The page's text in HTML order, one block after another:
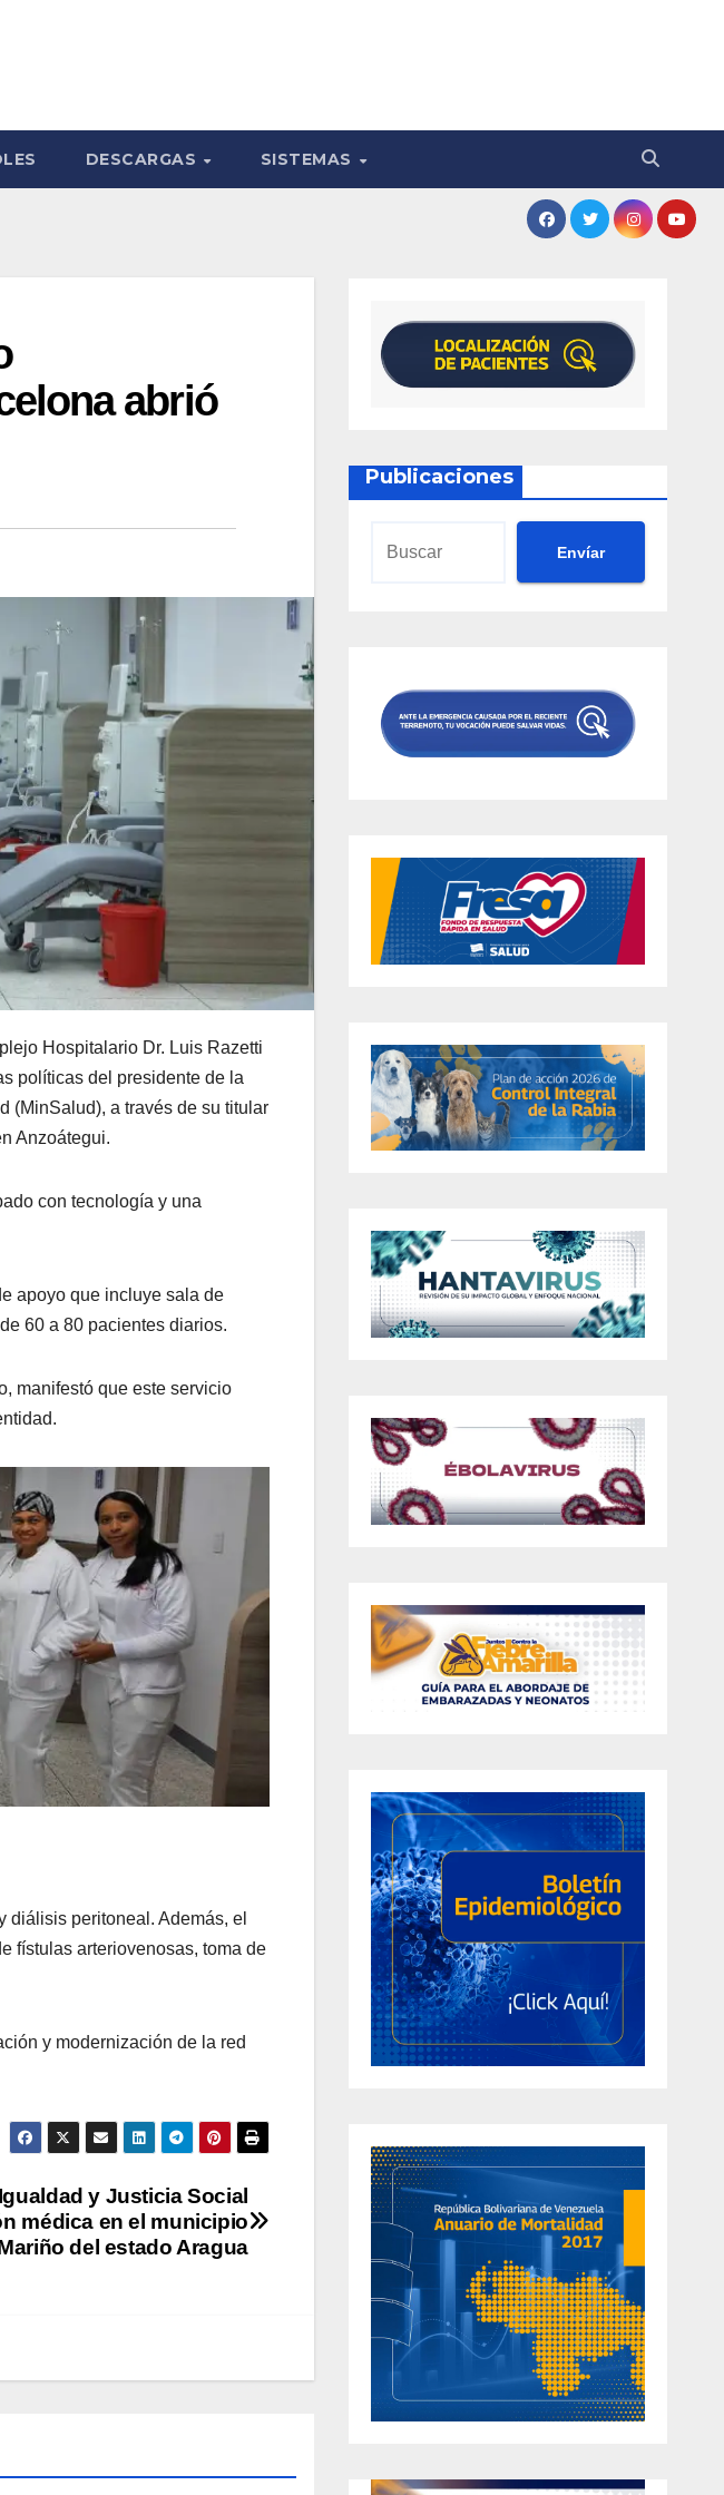
DESCARGAS SISTEMAS
abrió
Hospitalario Dr. Luis Razetti
políticas del presidente de la
(MinSalud), a través de su titular
Anzoátegui.
con tecnología y una
apoyo que incluye sala de
60 a 80 pacientes diarios.
manifestó que este servicio
diálisis peritoneal. Además, el
fístulas arteriovenosas, toma de
y modernización de la red
y Justicia Social
médica en el municipio
del estado Aragua
Publicaciones
Envíar